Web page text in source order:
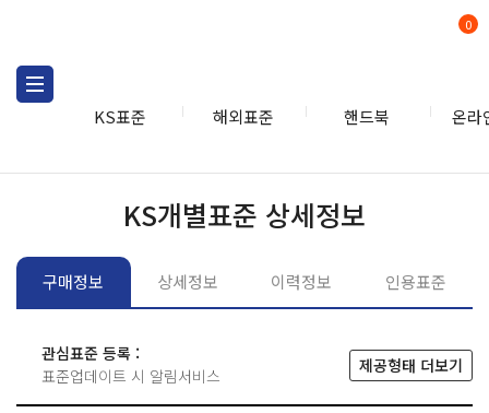
KS표준 해외표준 핸드북 온라
0
KS개별표준 상세정보
구매정보 상세정보 이력정보 인용표준
관심표준 등록 :
표준업데이트 시 알림서비스
제공형태 더보기